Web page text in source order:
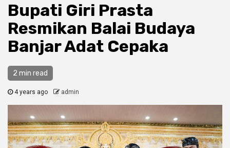
Bupati Giri Prasta
Resmikan Balai Budaya
Banjar Adat Cepaka
2 min read
4 years ago admin